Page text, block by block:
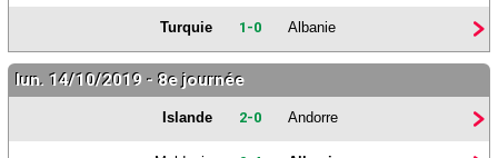
Turquie 1-0 Albanie
lun. 14/10/2019 - 8e journée
Islande 2-0 Andorre